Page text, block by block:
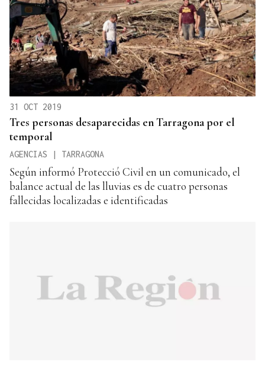
31 OCT 2019
Tres personas desaparecidas en Tarragona por el
temporal
AGENCIAS | TARRAGONA
Según informó Protecció Civil en un comunicado, el
balance actual de las lluvias es de cuatro personas
fallecidas localizadas e identificadas